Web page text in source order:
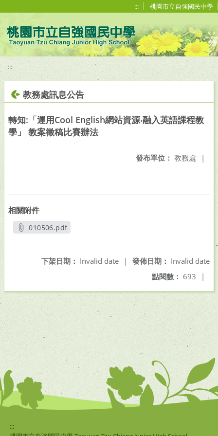
::: 桃園市立自強國民中學
:::
教務處訊息公告
轉知:「運用Cool English網站資源‧融入英語課程教
學」 教案徵稿比賽辦法
發布單位： 教務處 |
相關附件
010506.pdf
發佈日期： Invalid date
下架日期： Invalid date
|
點閱數： 693 |
:::